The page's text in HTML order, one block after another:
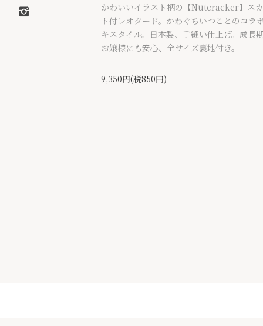
かわいいイラスト柄の【Nutcracker】ス
ト付レオタード。かわぐちいつことのコラ
キスタイル。日本製、手縫い仕上げ。成長
お嬢様にも安心、全サイズ裏地付き。
9,350円(税850円)